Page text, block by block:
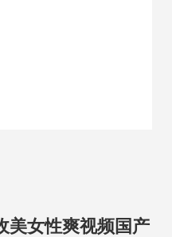
美女性爽视频国产